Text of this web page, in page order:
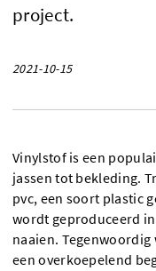
project.
2021-10-15
Vinylstof is een
jassen tot bekleding.
pvc, een soort plastic
wordt geproduceerd
naaien.
een overkoepelend